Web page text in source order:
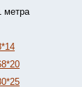
метра